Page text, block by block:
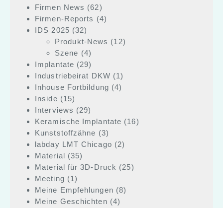
Firmen News (62)
Firmen-Reports (4)
IDS 2025 (32)
Produkt-News (12)
Szene (4)
Implantate (29)
Industriebeirat DKW (1)
Inhouse Fortbildung (4)
Inside (15)
Interviews (29)
Keramische Implantate (16)
Kunststoffzähne (3)
labday LMT Chicago (2)
Material (35)
Material für 3D-Druck (25)
Meeting (1)
Meine Empfehlungen (8)
Meine Geschichten (4)